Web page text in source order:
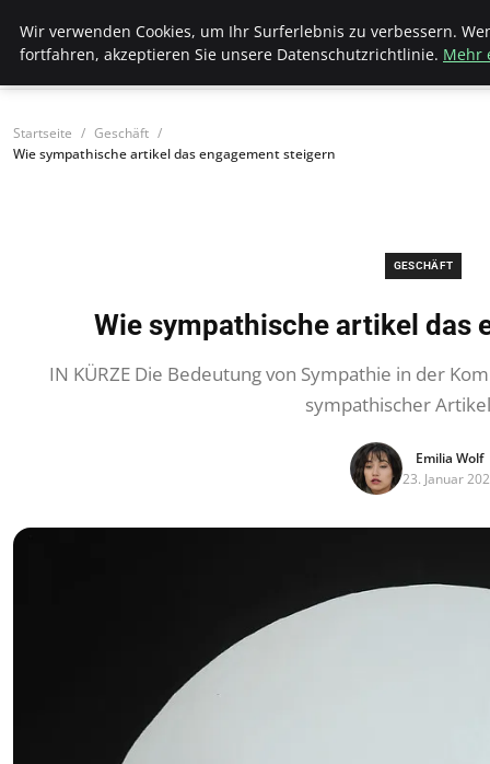
Bistro Grammophon
Startseite
Geschäft
Wie sympathische artikel das engagement steigern
GESCHÄFT
Wie sympathische artikel das
IN KÜRZE Die Bedeutung von Sympathie in der
sympathischer
Emilia Wolf
23. Januar
Wir verwenden Cookies, um Ihr Surferlebnis zu verbessern.
fortfahren, akzeptieren Sie unsere Datenschutzrichtlinie. Mehr